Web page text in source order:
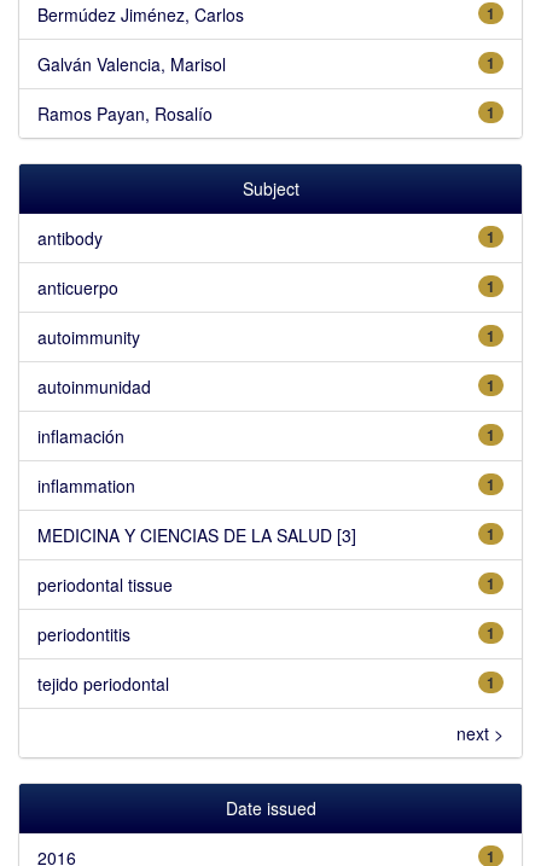
1
Bermúdez Jiménez, Carlos
1
Galván Valencia, Marisol
1
Ramos Payan, Rosalío
Subject
1
antibody
1
anticuerpo
1
autoimmunity
1
autoinmunidad
1
inflamación
1
inflammation
1
MEDICINA Y CIENCIAS DE LA SALUD [3]
1
periodontal tissue
1
periodontitis
1
tejido periodontal
next >
Date issued
1
2016